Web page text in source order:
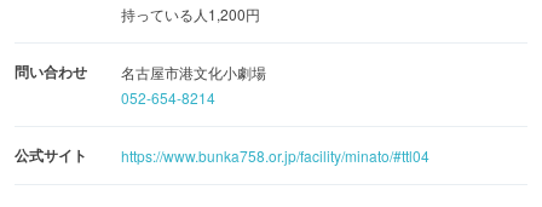
持っている人1,200円
問い合わせ
名古屋市港文化小劇場
052-654-8214
公式サイト https://www.bunka758.or.jp/facility/minato/#ttl04